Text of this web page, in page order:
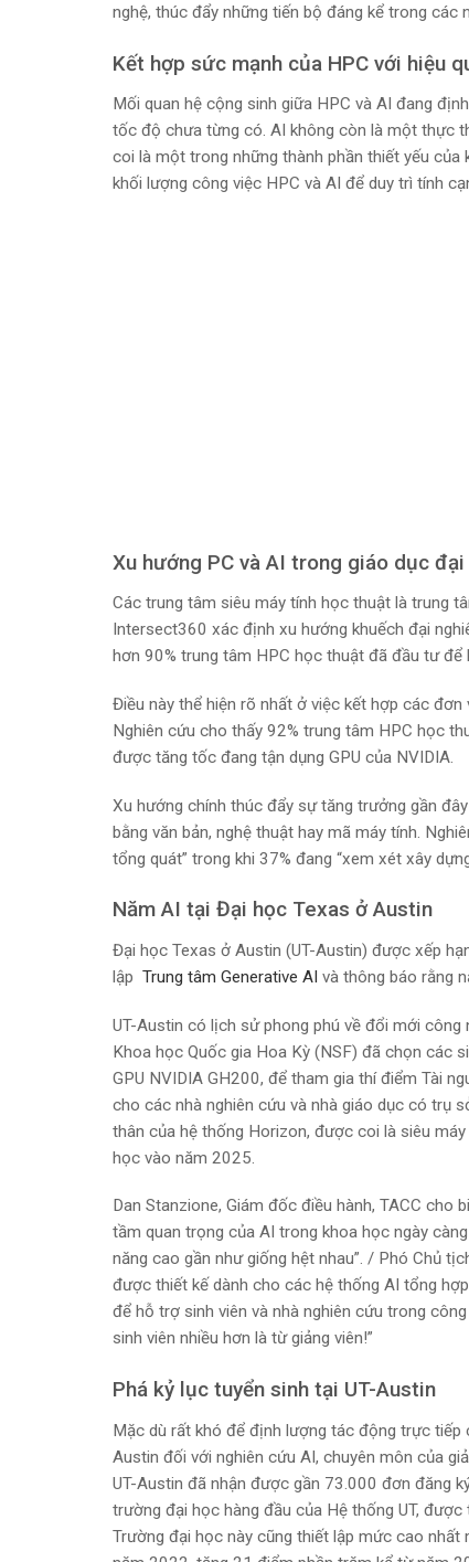
nghệ, thúc đẩy những tiến bộ đáng kể trong các
Kết hợp sức mạnh của HPC với hiệu
Mối quan hệ cộng sinh giữa HPC và AI đang
tốc độ chưa từng có. AI không còn là một thực
coi là một trong những thành phần thiết yếu
khối lượng công việc HPC và AI để duy trì tính
Xu hướng PC và AI trong giáo dục
Các trung tâm siêu máy tính học thuật là trung
Intersect360 xác định xu hướng khuếch đại
hơn 90% trung tâm HPC học thuật đã đầu tư để
Điều này thể hiện rõ nhất ở việc kết hợp các
Nghiên cứu cho thấy 92% trung tâm HPC học
được tăng tốc đang tận dụng GPU của NVIDIA.
Xu hướng chính thúc đẩy sự tăng trưởng gần
bằng văn bản, nghệ thuật hay mã máy tính.
tổng quát” trong khi 37% đang “xem xét xây
Năm AI tại Đại học Texas ở Austin
Đại học Texas ở Austin (UT-Austin) được xếp
lập Trung tâm Generative AI và thông báo rằng
UT-Austin có lịch sử phong phú về đổi mới công
Khoa học Quốc gia Hoa Kỳ (NSF) đã chọn các
GPU NVIDIA GH200, để tham gia thí điểm Tài
cho các nhà nghiên cứu và nhà giáo dục có trụ
thân của hệ thống Horizon, được coi là siêu
học vào năm 2025.
Dan Stanzione, Giám đốc điều hành, TACC
tầm quan trọng của AI trong khoa học ngày
năng cao gần như giống hệt nhau”. / Phó Chủ
được thiết kế dành cho các hệ thống AI tổng
để hỗ trợ sinh viên và nhà nghiên cứu trong
sinh viên nhiều hơn là từ giảng viên!”
Phá kỷ lục tuyển sinh tại UT-Austin
Mặc dù rất khó để định lượng tác động trực tiếp
Austin đối với nghiên cứu AI, chuyên môn của
UT-Austin đã nhận được gần 73.000 đơn đăng
trường đại học hàng đầu của Hệ thống UT,
Trường đại học này cũng thiết lập mức cao nhất